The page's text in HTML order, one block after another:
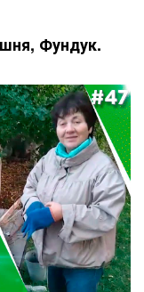
Фундук.